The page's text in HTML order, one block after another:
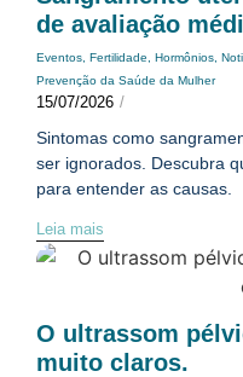
de avaliação
Eventos Fertilidade Hormônios
Prevenção da Saúde da Mulher
15/07/2026 /
Sintomas como
ser ignorados. Descubra
para entender as causas.
Leia mais
O ultrassom
muito claros.